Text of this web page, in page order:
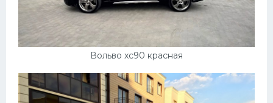
Вольво xc90 красная